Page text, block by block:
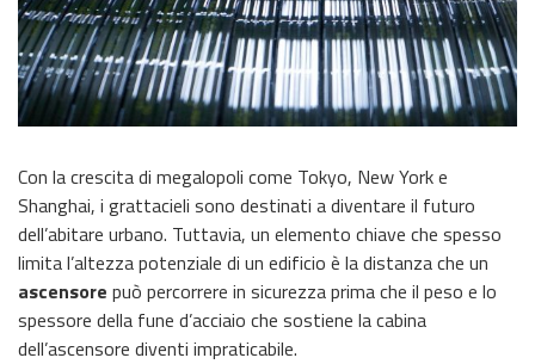
Con la crescita di megalopoli come Tokyo, New York e
Shanghai, i grattacieli sono destinati a diventare il futuro
dell’abitare urbano. Tuttavia, un elemento chiave che spesso
limita l’altezza potenziale di un edificio è la distanza che un
ascensore può percorrere in sicurezza prima che il peso e lo
spessore della fune d’acciaio che sostiene la cabina
dell’ascensore diventi impraticabile.